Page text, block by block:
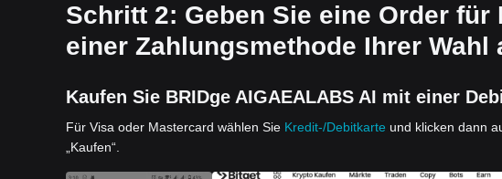
Schritt 2: Geben Sie eine Order für
einer Zahlungsmethode Ihrer Wahl
Kaufen Sie BRIDge AIGAEALABS AI mit einer
Für Visa oder Mastercard wählen Sie Kredit-/Debitkarte und klicken dann
„Kaufen“.